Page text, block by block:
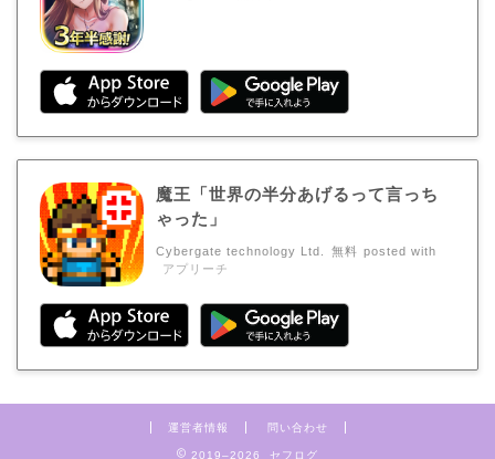
魔王「世界の半分あげるって言っち
ゃった」
Cybergate technology Ltd. 無料 posted with
アプリーチ
運営者情報 問い合わせ
2019–2026 セフログ